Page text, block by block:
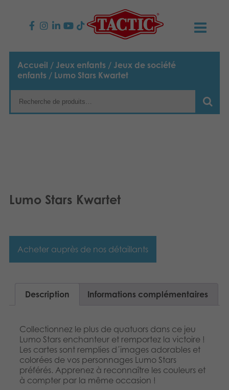
PRODUITS
Jeux enfants
Jeux famille
NOUVEAUTÉS
TACTIC
Deutsch
Accueil / Jeux enfants / Jeux de société
enfants / Lumo Stars Kwartet
Lumo Stars Kwartet
Acheter auprès de nos détaillants
Description Informations complémentaires
Collectionnez le plus de quatuors dans ce jeu
Lumo Stars enchanteur et remportez la victoire !
Les cartes sont remplies d´images adorables et
colorées de vos personnages Lumo Stars
préférés. Apprenez à reconnaître les couleurs et
à compter par la même occasion !